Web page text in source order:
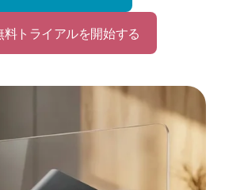
料トライアルを開始する